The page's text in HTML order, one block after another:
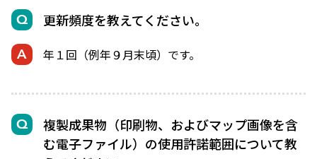
更新頻度を教えてください。
年１回（例年９月末頃）です。
複製成果物（印刷物、およびマップ画像を含
む電子ファイル）の使用許諾範囲について教